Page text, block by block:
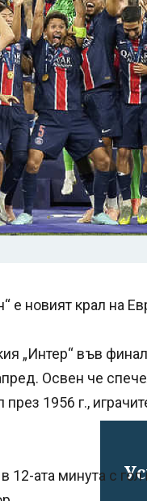
е новият крал на
„Интер“ във
Освен че
през 1956 г.,
12-ата минута с